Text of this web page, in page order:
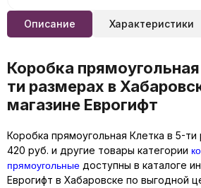
Описание Характеристики
Коробка
ти размерах в
магазине Еврогифт
Коробка прямоугольная Клетка в 5-
420 руб. и другие товары категории
прямоугольные доступны в каталоге
Еврогифт в Хабаровске по выгодной